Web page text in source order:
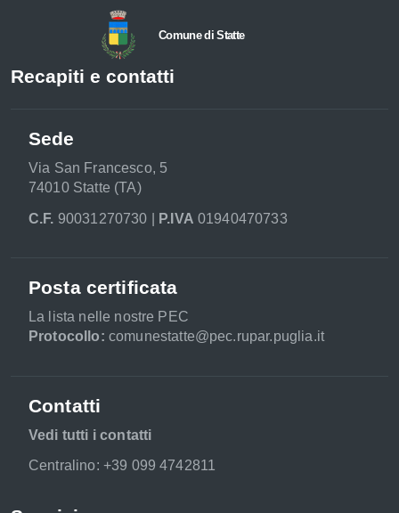
Comune di Statte
Recapiti e contatti
Sede
Via San Francesco, 5
74010 Statte (TA)
C.F. 90031270730 | P.IVA 01940470733
Posta certificata
La lista nelle nostre PEC
Protocollo: comunestatte@pec.rupar.puglia.it
Contatti
Vedi tutti i contatti
Centralino: +39 099 4742811